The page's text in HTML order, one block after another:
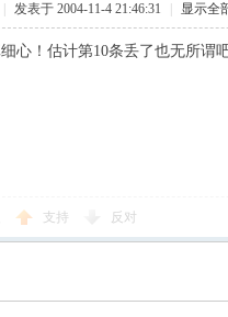
发表于 2004-11-4 21:46:31 显示全
心！估计第10条丢了也无所谓
支持 反对